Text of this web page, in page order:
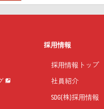
採用情報
採用情報トップ
社員紹介
SDG(株)採用情報